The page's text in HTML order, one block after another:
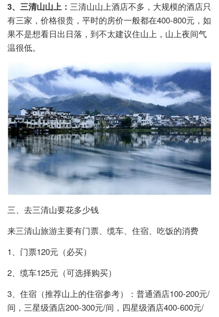
3、三清山山上： 三清山山上酒店不多，大规模的酒店只
有三家，价格很贵，平时的房价一般都在400-800元，如
果不是想看日出日落，到不太建议住山上，山上夜间气
温很低。
三、去三清山要花多少钱
来三清山旅游主要有门票、缆车、住宿、吃饭的消费
1、门票120元（必买）
2、缆车125元（可选择购买）
3、住宿（推荐山上的住宿参考）：普通酒店100-200元/
间，三星级酒店200-300元/间，四星级酒店400-600元/